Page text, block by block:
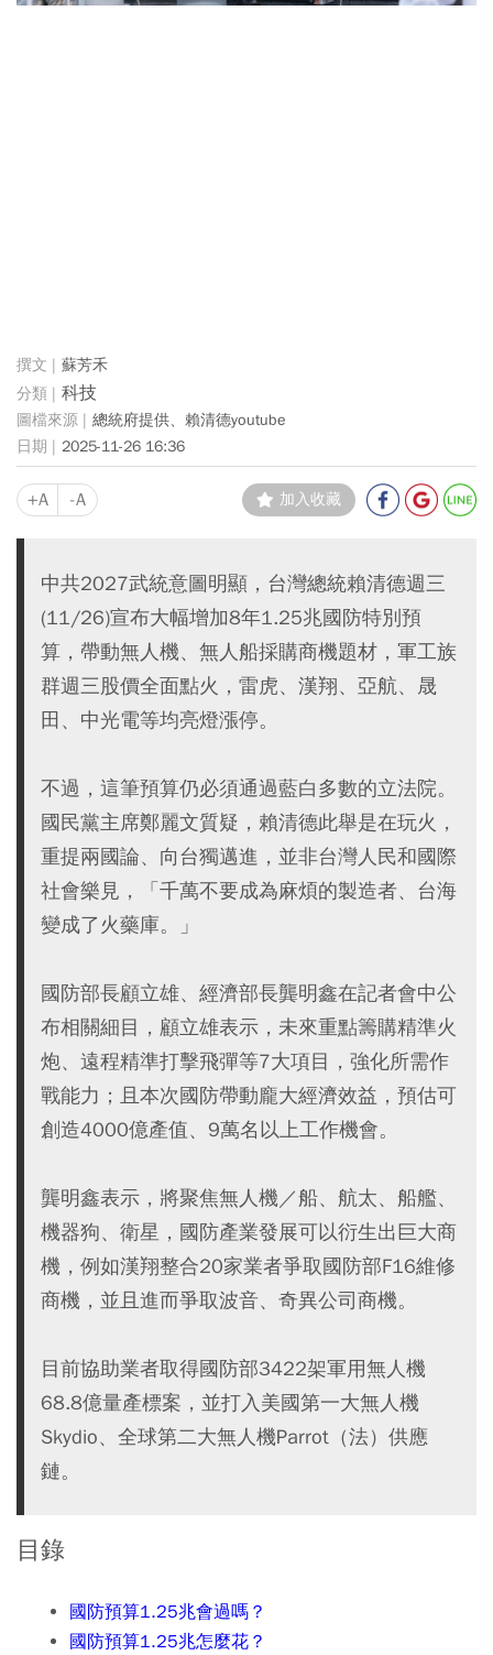
蘇芳禾
科技
總統府提供、賴清德youtube
2025-11-26 16:36
+A -A 加入收藏
中共2027武統意圖明顯，台灣總統賴清德週三
(11/26)宣布大幅增加8年1.25兆國防特別預
算，帶動無人機、無人船採購商機題材，軍工族
群週三股價全面點火，雷虎、漢翔、亞航、晟
田、中光電等均亮燈漲停。
不過，這筆預算仍必須通過藍白多數的立法院。
國民黨主席鄭麗文質疑，賴清德此舉是在玩火，
重提兩國論、向台獨邁進，並非台灣人民和國際
社會樂見，「千萬不要成為麻煩的製造者、台海
變成了火藥庫。」
國防部長顧立雄、經濟部長龔明鑫在記者會中公
布相關細目，顧立雄表示，未來重點籌購精準火
炮、遠程精準打擊飛彈等7大項目，強化所需作
戰能力；且本次國防帶動龐大經濟效益，預估可
創造4000億產值、9萬名以上工作機會。
龔明鑫表示，將聚焦無人機／船、航太、船艦、
機器狗、衛星，國防產業發展可以衍生出巨大商
機，例如漢翔整合20家業者爭取國防部F16維修
商機，並且進而爭取波音、奇異公司商機。
目前協助業者取得國防部3422架軍用無人機
68.8億量產標案，並打入美國第一大無人機
Skydio、全球第二大無人機Parrot（法）供應
鏈。
目錄
國防預算1.25兆會過嗎？
國防預算1.25兆怎麼花？